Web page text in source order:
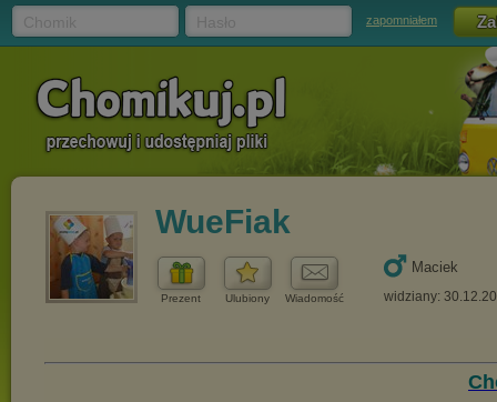
zapomniałem
WueFiak
Prezent Ulubiony Wiadomość
Maciek
widziany: